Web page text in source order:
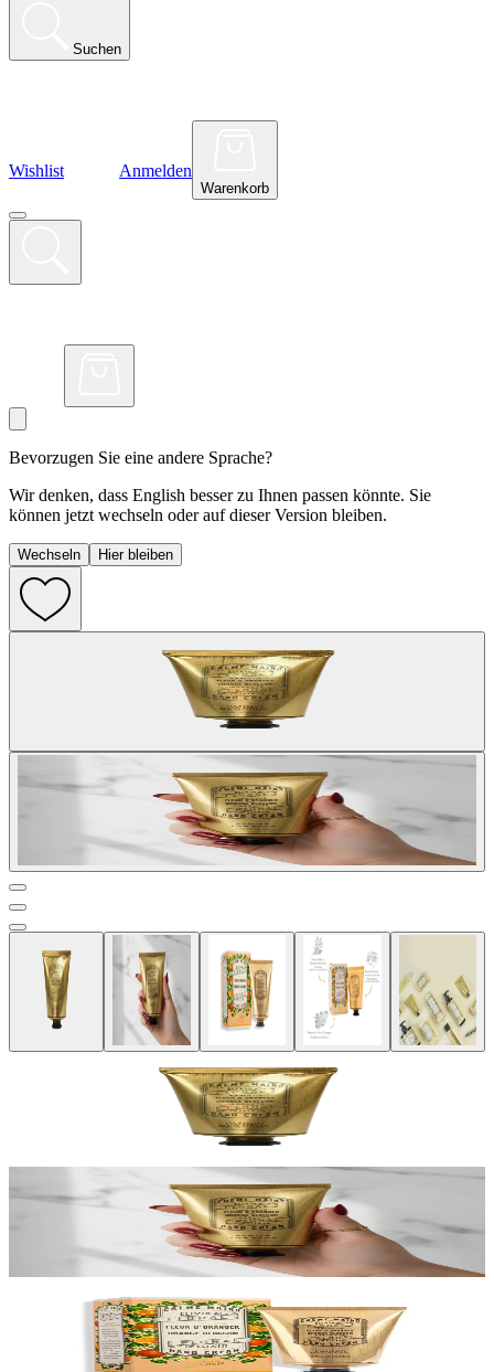
Suchen
Wishlist Anmelden
Warenkorb
Bevorzugen Sie eine andere Sprache?
Wir denken, dass English besser zu Ihnen passen könnte. Sie
können jetzt wechseln oder auf dieser Version bleiben.
Wechseln Hier bleiben